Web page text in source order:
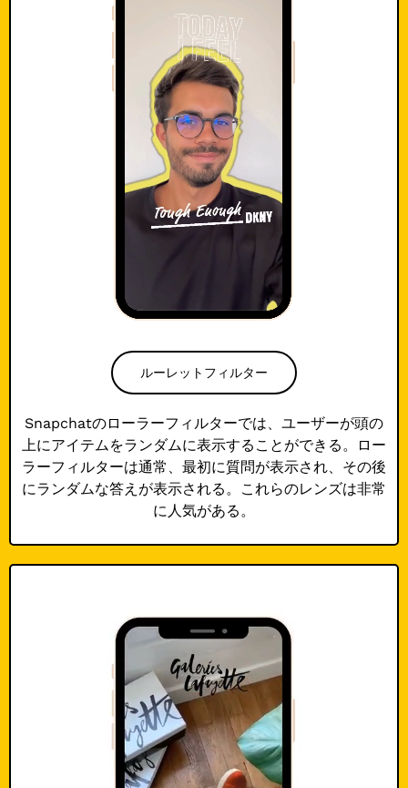
ルーレットフィルター
Snapchatのローラーフィルターでは、ユーザーが頭の
上にアイテムをランダムに表示することができる。ロー
ラーフィルターは通常、最初に質問が表示され、その後
にランダムな答えが表示される。これらのレンズは非常
に人気がある。